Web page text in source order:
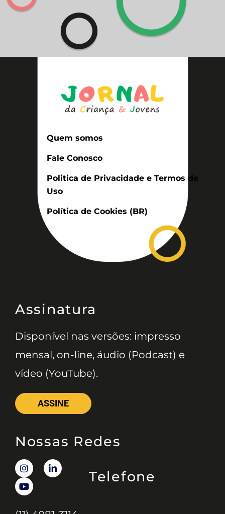
Quem somos
Fale Conosco
Politica de Privacidade e Termos de
Uso
Política de Cookies (BR)
Assinatura
Disponível nas versões: impresso
mensal, on-line, áudio (Podcast) e
vídeo (YouTube).
ASSINE
Nossas Redes
Telefone